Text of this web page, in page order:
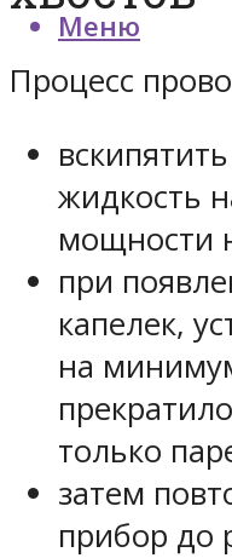
Меню
Процесс
жидкость
мощности
при
капелек,
на
только
затем
прибор до